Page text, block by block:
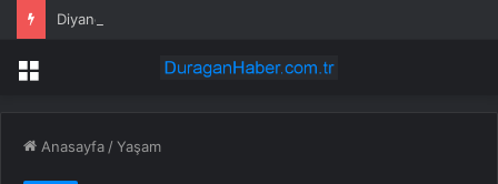
Diyanet ‘çete lideri’ ortağının oteline abone
Menü
Anasayfa /Yaşam